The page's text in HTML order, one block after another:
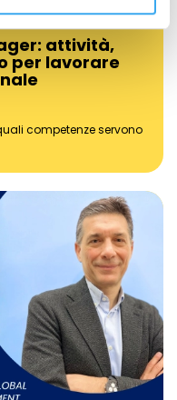
attività,
per lavorare
competenze servono